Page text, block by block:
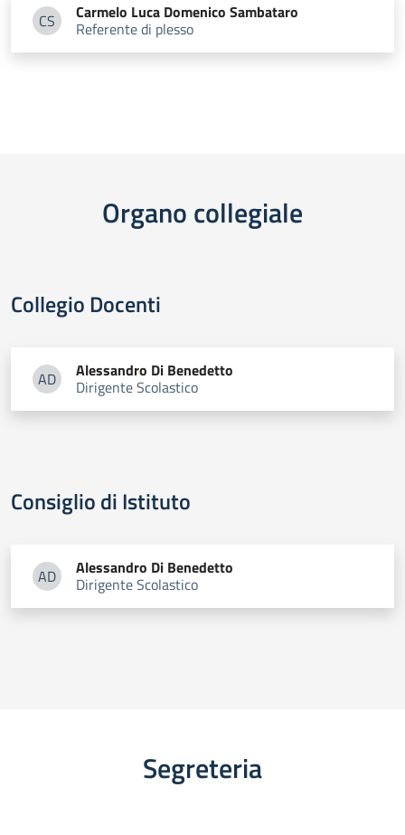
CSCarmelo Luca Domenico Sambataro
Carmelo Luca Domenico Sambataro
Referente di plesso
Organo collegiale
Collegio Docenti
ADAlessandro Di Benedetto
Alessandro Di Benedetto
Dirigente Scolastico
Consiglio di Istituto
ADAlessandro Di Benedetto
Alessandro Di Benedetto
Dirigente Scolastico
Segreteria